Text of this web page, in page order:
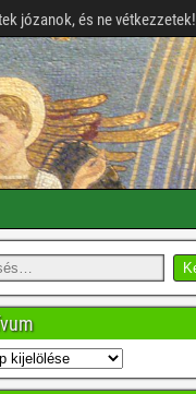
józanok, és ne vétkezzetek!